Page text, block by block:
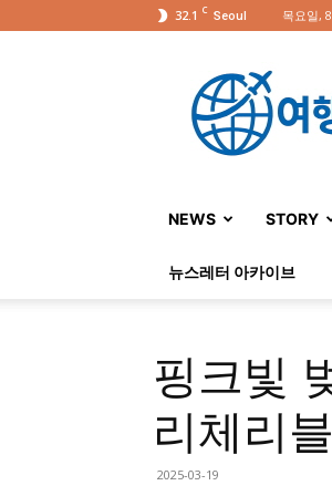
32.1 C Seoul 목요일,
NEWS
STORY
뉴스레터 아카이브
핑크빛
리체리
2025-03-19